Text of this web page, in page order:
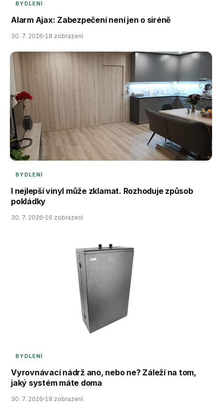
BYDLENÍ
Alarm Ajax: Zabezpečení není jen o siréně
30. 7. 2026 18 zobrazení
BYDLENÍ
I nejlepší vinyl může zklamat. Rozhoduje způsob
pokládky
30. 7. 2026 16 zobrazení
BYDLENÍ
Vyrovnávací nádrž ano, nebo ne? Záleží na tom,
jaký systém máte doma
30. 7. 2026 18 zobrazení